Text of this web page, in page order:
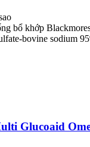
bổ khớp
bovine sodium
Glucoaid